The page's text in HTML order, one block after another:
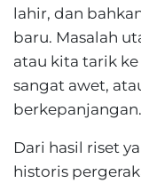
lahir, dan
baru. Masalah
atau kita tarik
sangat awet,
berkepanjangan.
Dari hasil riset
historis